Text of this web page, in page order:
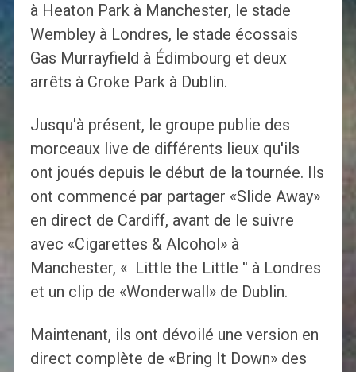
à Heaton Park à Manchester, le stade
Wembley à Londres, le stade écossais
Gas Murrayfield à Édimbourg et deux
arrêts à Croke Park à Dublin.
Jusqu'à présent, le groupe publie des
morceaux live de différents lieux qu'ils
ont joués depuis le début de la tournée. Ils
ont commencé par partager «Slide Away»
en direct de Cardiff, avant de le suivre
avec «Cigarettes & Alcohol» à
Manchester, « Little the Little '' à Londres
et un clip de «Wonderwall» de Dublin.
Maintenant, ils ont dévoilé une version en
direct complète de «Bring It Down» des